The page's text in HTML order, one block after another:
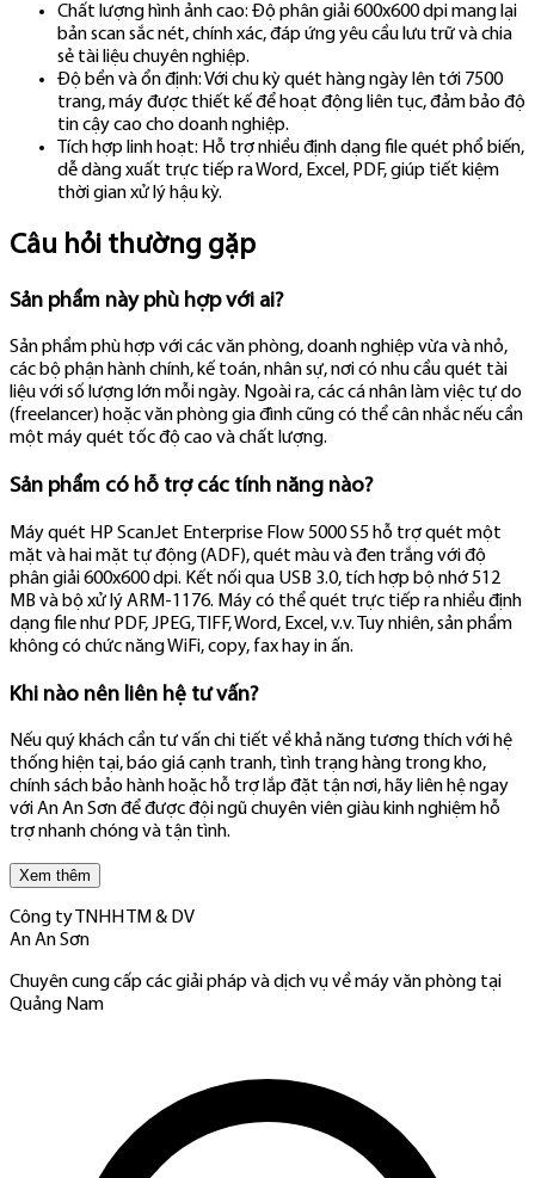
Chất lượng hình ảnh cao: Độ phân giải 600x600 dpi mang lại
bản scan sắc nét, chính xác, đáp ứng yêu cầu lưu trữ và chia
sẻ tài liệu chuyên nghiệp.
Độ bền và ổn định: Với chu kỳ quét hàng ngày lên tới 7500
trang, máy được thiết kế để hoạt động liên tục, đảm bảo độ
tin cậy cao cho doanh nghiệp.
Tích hợp linh hoạt: Hỗ trợ nhiều định dạng file quét phổ biến,
dễ dàng xuất trực tiếp ra Word, Excel, PDF, giúp tiết kiệm
thời gian xử lý hậu kỳ.
Câu hỏi thường gặp
Sản phẩm này phù hợp với ai?
Sản phẩm phù hợp với các văn phòng, doanh nghiệp vừa và nhỏ,
các bộ phận hành chính, kế toán, nhân sự, nơi có nhu cầu quét tài
liệu với số lượng lớn mỗi ngày. Ngoài ra, các cá nhân làm việc tự do
(freelancer) hoặc văn phòng gia đình cũng có thể cân nhắc nếu cần
một máy quét tốc độ cao và chất lượng.
Sản phẩm có hỗ trợ các tính năng nào?
Máy quét HP ScanJet Enterprise Flow 5000 S5 hỗ trợ quét một
mặt và hai mặt tự động (ADF), quét màu và đen trắng với độ
phân giải 600x600 dpi. Kết nối qua USB 3.0, tích hợp bộ nhớ 512
MB và bộ xử lý ARM-1176. Máy có thể quét trực tiếp ra nhiều định
dạng file như PDF, JPEG, TIFF, Word, Excel, v.v. Tuy nhiên, sản phẩm
không có chức năng WiFi, copy, fax hay in ấn.
Khi nào nên liên hệ tư vấn?
Nếu quý khách cần tư vấn chi tiết về khả năng tương thích với hệ
thống hiện tại, báo giá cạnh tranh, tình trạng hàng trong kho,
chính sách bảo hành hoặc hỗ trợ lắp đặt tận nơi, hãy liên hệ ngay
với An An Sơn để được đội ngũ chuyên viên giàu kinh nghiệm hỗ
trợ nhanh chóng và tận tình.
Xem thêm
Công ty TNHH TM & DV
An An Sơn
Chuyên cung cấp các giải pháp và dịch vụ về máy văn phòng tại
Quảng Nam